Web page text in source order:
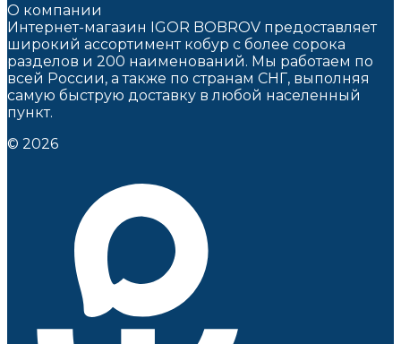
О компании
Интернет-магазин IGOR BOBROV предоставляет
широкий ассортимент кобур c более сорока
разделов и 200 наименований. Мы работаем по
всей России, а также по странам СНГ, выполняя
самую быструю доставку в любой населенный
пункт.
© 2026